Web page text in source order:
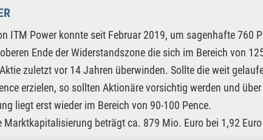
ITM Power konnte seit Februar 2019, um sagenhafte 760
Ende der Widerstandszone die sich im Bereich von
zuletzt vor 14 Jahren überwinden. Sollte die weit
erzielen, so sollten Aktionäre vorsichtig werden und
liegt erst wieder im Bereich von 90-100 Pence.
Marktkapitalisierung beträgt ca. 879 Mio. Euro bei 1,92